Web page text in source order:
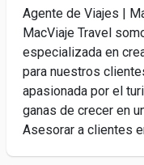
Agente de Viajes |
MacViaje Travel
especializada en
para nuestros
apasionada por el
ganas de crecer en
Asesorar a clientes